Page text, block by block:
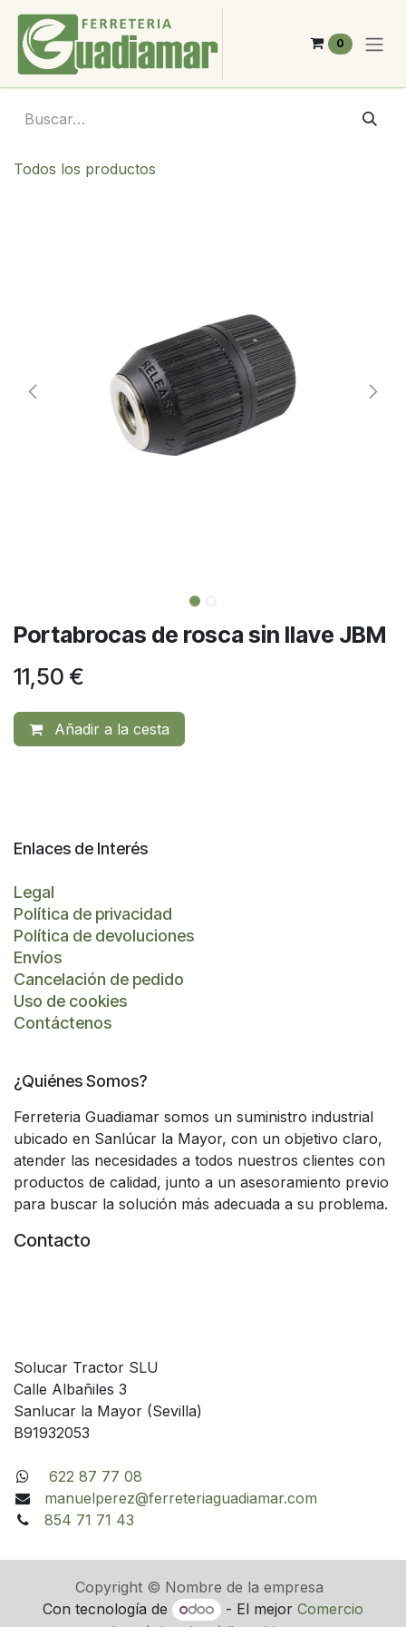
Ir al contenido
0
Todos los productos
Portabrocas de rosca sin llave JBM
11,50 €
Añadir a la cesta
Enlaces de Interés
Legal
Política de privacidad
Política de devoluciones
Envíos
Cancelación de pedido
Uso de cookies
Contáctenos
¿Quiénes Somos?
Ferreteria Guadiamar somos un suministro industrial
ubicado en Sanlúcar la Mayor, con un objetivo claro,
atender las necesidades a todos nuestros clientes con
productos de calidad, junto a un asesoramiento previo
para buscar la solución más adecuada a su problema.
Contacto
Solucar Tractor SLU
Calle Albañiles 3
Sanlucar la Mayor (Sevilla)
B91932053
622 87 77 08
manuelperez@ferreteriaguadiamar.com
854 71 71 43
Copyright © Nombre de la empresa
Con tecnología de
- El mejorComercio